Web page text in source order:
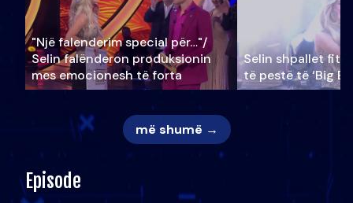
"Një falenderim special për…"/
Selin falënderon produksionin
mes emocionesh të forta
Selin shpallet
të pestë të ‘Big
më shumë →
Episode